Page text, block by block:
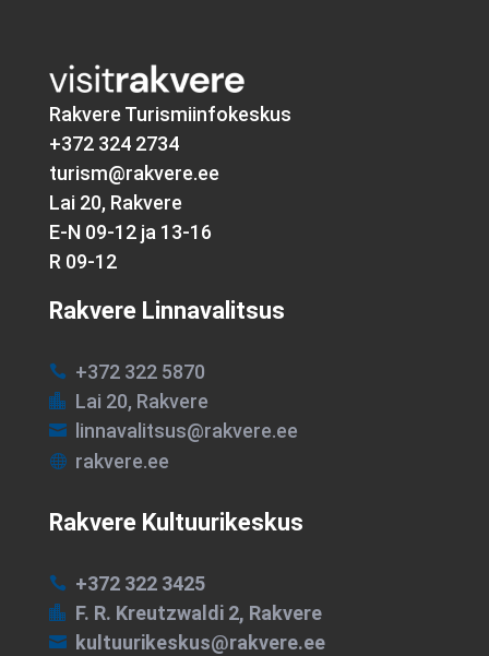
Rakvere Turismiinfokeskus
+372 324 2734
turism@rakvere.ee
Lai 20, Rakvere
E-N 09-12 ja 13-16
R 09-12
Rakvere Linnavalitsus
 +372 322 5870
 Lai 20, Rakvere
 linnavalitsus@rakvere.ee
 rakvere.ee
Rakvere Kultuurikeskus
 +372 322 3425
 F. R. Kreutzwaldi 2, Rakvere
 kultuurikeskus@rakvere.ee